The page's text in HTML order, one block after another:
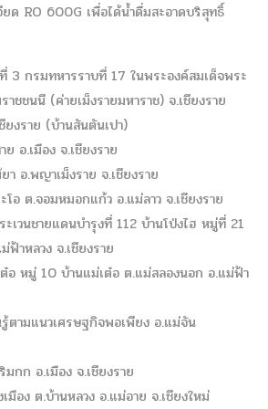
ด RO 600G เพื่อได้น้ำดื่มสะอาดบริสุทธิ์
3 กรมทหารราบที่ 17 ในพระองค์สมเด็จพระ
ชชนนี (ค่ายเม็งรายมหาราช) จ.เชียงราย
ยงราย (บ้านสันตันเปา)
ย อ.เมือง จ.เชียงราย
า อ.พญาเม็งราย จ.เชียงราย
โอ ต.จอมหมอกแก้ว อ.แม่ลาว จ.เชียงราย
ะเวนชายแดนบำรุงที่ 112 บ้านโป่งไฮ หมู่ที่ 21
ฟ้าหลวง จ.เชียงราย
ต๋อ หมู่ 10 บ้านแม่เต๋อ ต.แม่สลองนอก อ.แม่ฟ้า
ตามแนวเศรษฐกิจพอเพียง อ.แม่จัน
กก อ.เมือง จ.เชียงราย
มือง ต.บ้านหลวง อ.แม่อาย จ.เชียงใหม่